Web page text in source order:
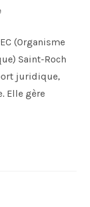
(Organisme
Saint-Roch
juridique,
Elle gère